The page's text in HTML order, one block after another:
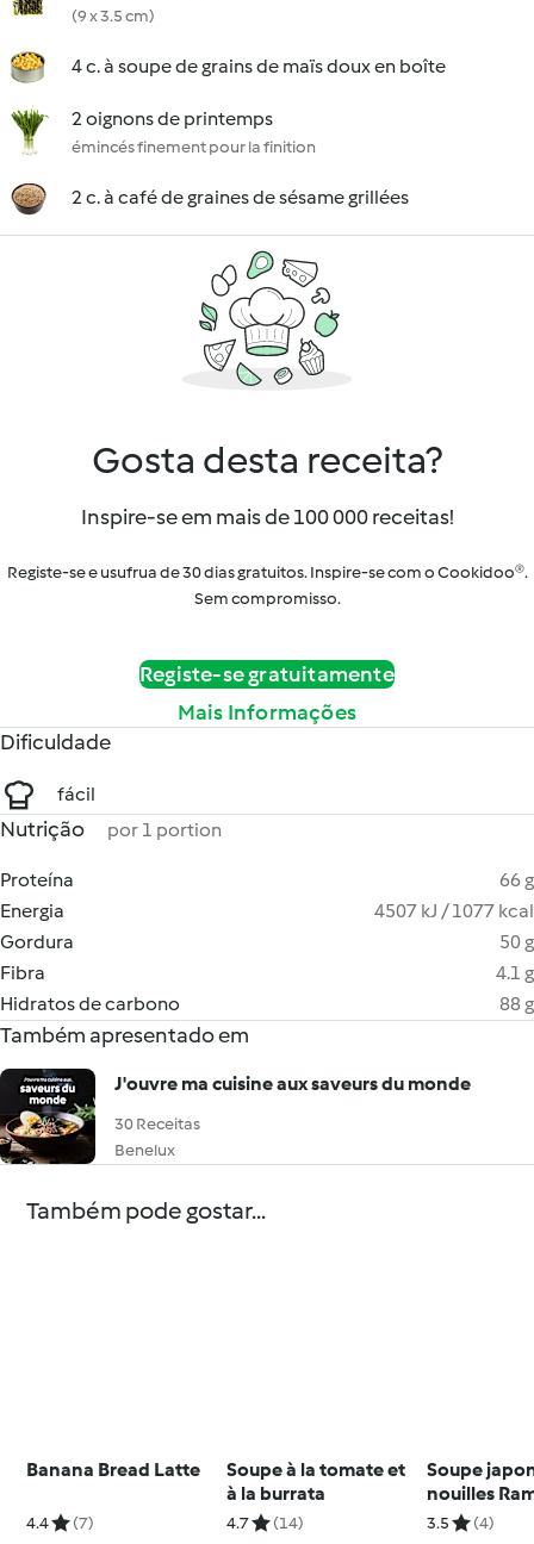
(9 x 3.5 cm)
4 c. à soupe de grains de maïs doux en boîte
2 oignons de printemps
émincés finement pour la finition
2 c. à café de graines de sésame grillées
Gosta desta receita?
Inspire-se em mais de 100 000 receitas!
Registe-se e usufrua de 30 dias gratuitos. Inspire-se com o Cookidoo®.
Sem compromisso.
Registe-se gratuitamente
Mais Informações
Dificuldade
fácil
Nutrição por 1 portion
Proteína
66 g
Energia
4507 kJ / 1077 kcal
Gordura
50 g
Fibra
4.1 g
Hidratos de carbono
88 g
Também apresentado em
J'ouvre ma cuisine aux saveurs du monde
30 Receitas
Benelux
Também pode gostar...
Banana Bread Latte
4.4 (7)
Soupe à la tomate et
à la burrata
4.7 (14)
Soupe
nouilles
3.5 (4)